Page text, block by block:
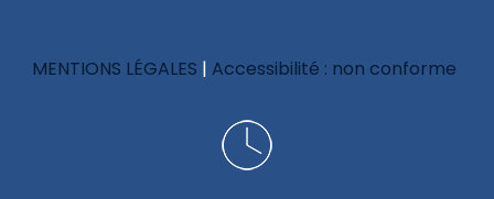
MENTIONS LÉGALES Accessibilité : non conforme